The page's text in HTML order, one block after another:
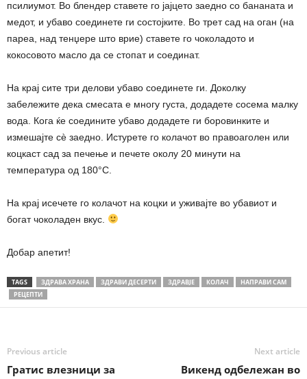
псилиумот. Во блендер ставете го јајцето заедно со бананата и
медот, и убаво соединете ги состојките. Во трет сад на оган (на
пареа, над тенџере што врие) ставете го чоколадото и
кокосовото масло да се стопат и соединат.
На крај сите три делови убаво соединете ги. Доколку
забележите дека смесата е многу густа, додадете сосема малку
вода. Кога ќе соедините убаво додадете ги боровинките и
измешајте сè заедно. Истурете го колачот во правоаголен или
коцкаст сад за печење и печете околу 20 минути на
температура од 180°С.
На крај исечете го колачот на коцки и уживајте во убавиот и
богат чоколаден вкус.
Добар апетит!
TAGS ЗДРАВА ХРАНА ЗДРАВИ ДЕСЕРТИ ЗДРАВЈЕ КОЛАЧ
НАПРАВИ САМ
РЕЦЕПТИ
Previous article
Гратис влезници за
Next article
Викенд одбележан во